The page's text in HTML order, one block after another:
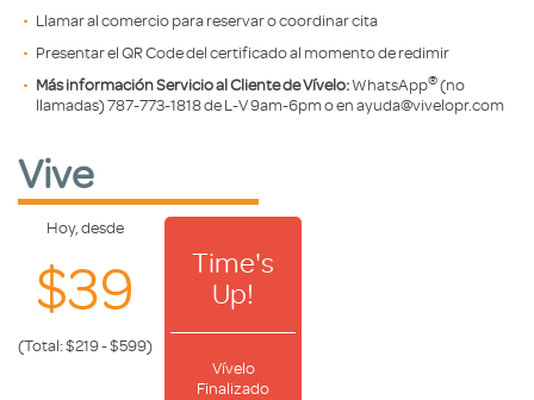
Llamar al comercio para reservar o coordinar cita
Presentar el QR Code del certificado al momento de redimir
Más información Servicio al Cliente de Vívelo:WhatsApp®️(no
llamadas) 787-773-1818 de L-V 9am-6pm o en ayuda@vivelopr.com
Vive
Hoy, desde
$39
(Total: $219 - $599)
Time's
Up!
Vívelo
Finalizado